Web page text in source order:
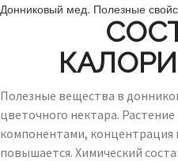
Донниковый мед. Полезные
Полезные вещества в
цветочного нектара.
компонентами, концентрация
повышается. Химический